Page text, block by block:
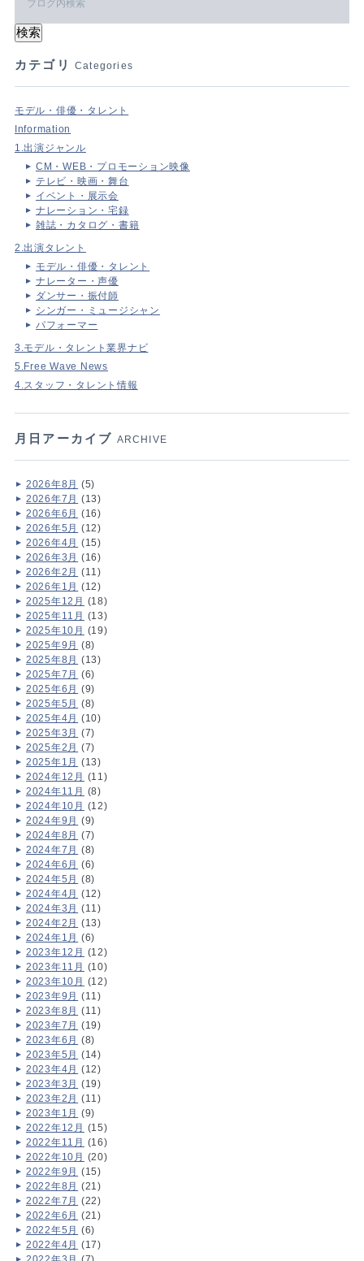
カテゴリ Categories
モデル・俳優・タレント
Information
1.出演ジャンル
CM・WEB・プロモーション映像
テレビ・映画・舞台
イベント・展示会
ナレーション・宅録
雑誌・カタログ・書籍
2.出演タレント
モデル・俳優・タレント
ナレーター・声優
ダンサー・振付師
シンガー・ミュージシャン
パフォーマー
3.モデル・タレント業界ナビ
5.Free Wave News
4.スタッフ・タレント情報
月日アーカイブ ARCHIVE
2026年8月 (5)
2026年7月 (13)
2026年6月 (16)
2026年5月 (12)
2026年4月 (15)
2026年3月 (16)
2026年2月 (11)
2026年1月 (12)
2025年12月 (18)
2025年11月 (13)
2025年10月 (19)
2025年9月 (8)
2025年8月 (13)
2025年7月 (6)
2025年6月 (9)
2025年5月 (8)
2025年4月 (10)
2025年3月 (7)
2025年2月 (7)
2025年1月 (13)
2024年12月 (11)
2024年11月 (8)
2024年10月 (12)
2024年9月 (9)
2024年8月 (7)
2024年7月 (8)
2024年6月 (6)
2024年5月 (8)
2024年4月 (12)
2024年3月 (11)
2024年2月 (13)
2024年1月 (6)
2023年12月 (12)
2023年11月 (10)
2023年10月 (12)
2023年9月 (11)
2023年8月 (11)
2023年7月 (19)
2023年6月 (8)
2023年5月 (14)
2023年4月 (12)
2023年3月 (19)
2023年2月 (11)
2023年1月 (9)
2022年12月 (15)
2022年11月 (16)
2022年10月 (20)
2022年9月 (15)
2022年8月 (21)
2022年7月 (22)
2022年6月 (21)
2022年5月 (6)
2022年4月 (17)